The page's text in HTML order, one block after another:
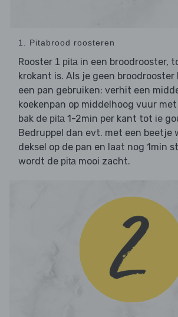
1. Pitabrood roosteren
Rooster 1 pita in een broodrooster,
krokant is. Als je geen
een pan gebruiken: verhit een
koekenpan op middelhoog vuur
bak de pita 1-2min per kant tot ie
Bedruppel dan evt. met een beetje
deksel op de pan en laat nog 1min
wordt de pita mooi zacht.